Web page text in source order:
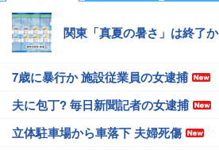
関東「真夏の暑さ」は終了か
7歳に暴行か 施設従業員の女逮捕
夫に包丁? 毎日新聞記者の女逮捕
立体駐車場から車落下 夫婦死傷